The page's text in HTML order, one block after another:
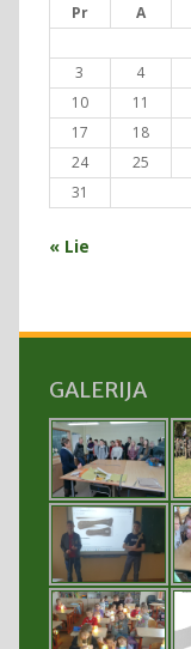
Pr A
3
4
10
11
17
18
24
25
31
« Lie
GALERIJA